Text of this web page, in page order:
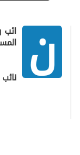
ن ائب